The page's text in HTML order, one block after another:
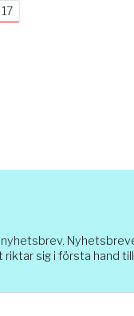
17
sig i första hand